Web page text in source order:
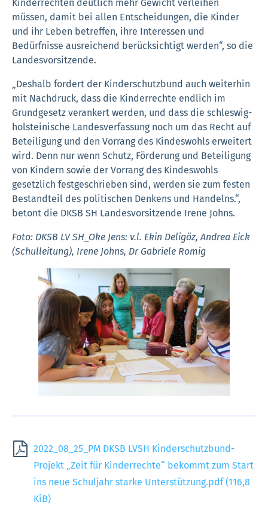
Kinderrechten deutlich mehr Gewicht verleihen
müssen, damit bei allen Entscheidungen, die Kinder
und ihr Leben betreffen, ihre Interessen und
Bedürfnisse ausreichend berücksichtigt werden“, so die
Landesvorsitzende.
„Deshalb fordert der Kinderschutzbund auch weiterhin
mit Nachdruck, dass die Kinderrechte endlich im
Grundgesetz verankert werden, und dass die schleswig-
holsteinische Landesverfassung noch um das Recht auf
Beteiligung und den Vorrang des Kindeswohls erweitert
wird. Denn nur wenn Schutz, Förderung und Beteiligung
von Kindern sowie der Vorrang des Kindeswohls
gesetzlich festgeschrieben sind, werden sie zum festen
Bestandteil des politischen Denkens und Handelns.“,
betont die DKSB SH Landesvorsitzende Irene Johns.
Foto: DKSB LV SH_Oke Jens: v.l. Ekin Deligöz, Andrea Eick
(Schulleitung), Irene Johns, Dr Gabriele Romig
2022_08_25_PM DKSB LVSH Kinderschutzbund-
Projekt „Zeit für Kinderrechte“ bekommt zum Start
ins neue Schuljahr starke Unterstützung.pdf(116,8
KiB)